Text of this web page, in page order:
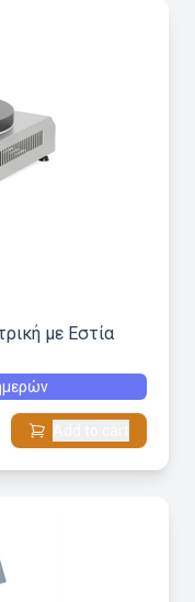
με Εστία